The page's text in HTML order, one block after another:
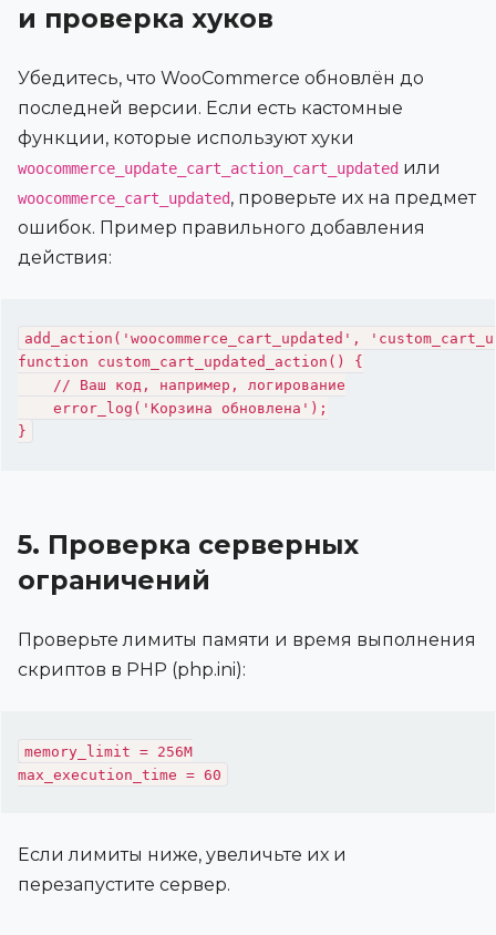
и проверка хуков
Убедитесь, что WooCommerce обновлён до
последней версии. Если есть кастомные
функции, которые используют хуки
woocommerce_update_cart_action_cart_updated или
woocommerce_cart_updated, проверьте их на предмет
ошибок. Пример правильного добавления
действия:
add_action('woocommerce_cart_updated',
function custom_cart_updated_action() {
    // Ваш код, например, логирование
    error_log('Корзина обновлена');
5. Проверка серверных
ограничений
Проверьте лимиты памяти и время выполнения
скриптов в PHP (php.ini):
memory_limit = 256M
Если лимиты ниже, увеличьте их и
перезапустите сервер.